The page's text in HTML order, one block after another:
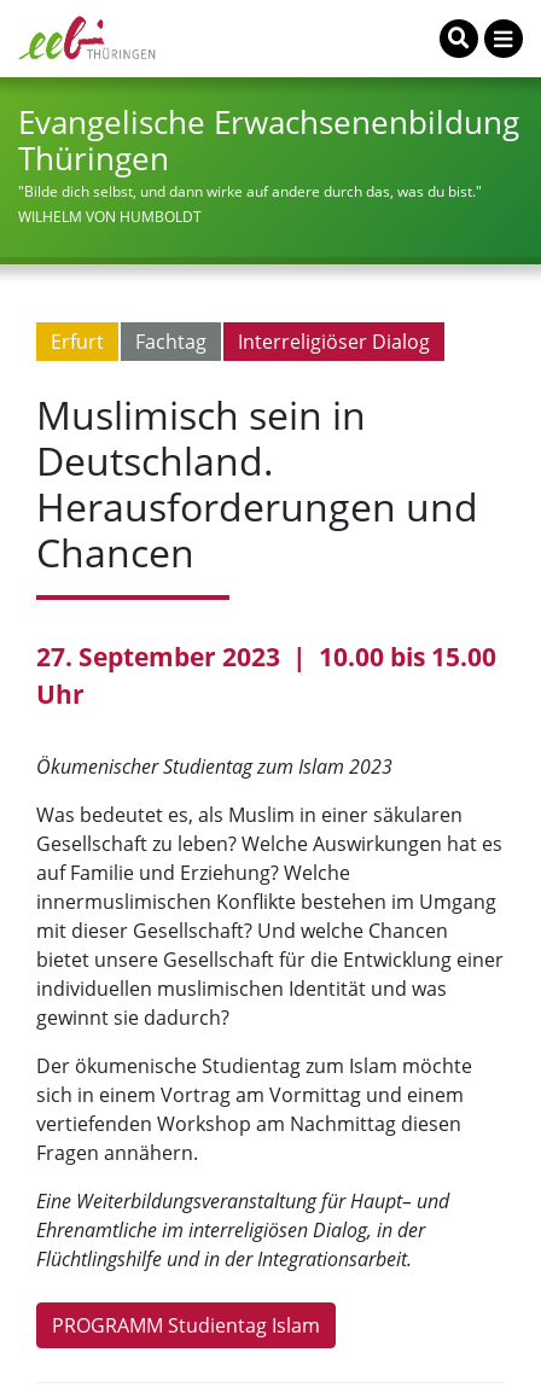
Evangelische Erwachsenenbildung
Thüringen
"Bilde dich selbst, und dann wirke auf andere durch das, was du bist."
WILHELM VON HUMBOLDT
Erfurt Fachtag Interreligiöser Dialog
Muslimisch sein in
Deutschland.
Herausforderungen und
Chancen
27. September 2023 | 10.00 bis 15.00
Uhr
Ökumenischer Studientag zum Islam 2023
Was bedeutet es, als Muslim in einer säkularen
Gesellschaft zu leben? Welche Auswirkungen hat es
auf Familie und Erziehung? Welche
innermuslimischen Konflikte bestehen im Umgang
mit dieser Gesellschaft? Und welche Chancen
bietet unsere Gesellschaft für die Entwicklung einer
individuellen muslimischen Identität und was
gewinnt sie dadurch?
Der ökumenische Studientag zum Islam möchte
sich in einem Vortrag am Vormittag und einem
vertiefenden Workshop am Nachmittag diesen
Fragen annähern.
Eine Weiterbildungsveranstaltung für Haupt– und
Ehrenamtliche im interreligiösen Dialog, in der
Flüchtlingshilfe und in der Integrationsarbeit.
PROGRAMM Studientag Islam